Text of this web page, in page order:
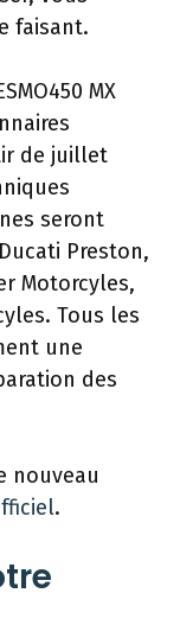
faisant.
MX
de juillet
seront
Preston,
Motorcyles,
Tous les
une
des
nouveau
.